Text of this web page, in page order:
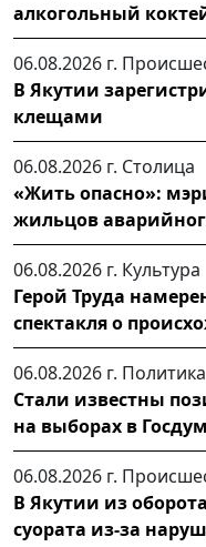
алкогольный
06.08.2026 г.
В Якутии
клещами
06.08.2026 г. Столица
«Жить опасно»:
жильцов
06.08.2026 г. Культура
Герой Труда
спектакля о
06.08.2026 г. Политика
Стали известны
на выборах в
06.08.2026 г.
В Якутии из
суората из-за